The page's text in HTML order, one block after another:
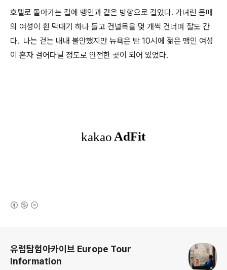
호텔로 돌아가는 길에 맹인과 같은 방향으로 걸었다. 가녀린 몸매
의 여성이 흰 막대기 하나 들고 건널목을 몇 개씩 건너며 잘도 간
다. 나는 걷는 내내 불안했지만 뉴욕은 밤 10시에 젊은 맹인 여성
이 혼자 걸어다닐 정도로 안전한 곳이 되어 있었다.
유럽탐험아카이브 Europe Tour
Information